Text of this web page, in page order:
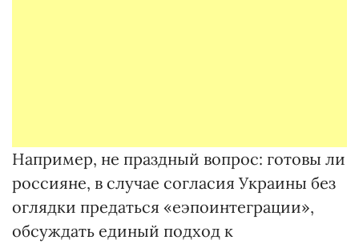
Например, не праздный вопрос: готовы ли
россияне, в случае согласия Украины без
оглядки предаться «еэпоинтеграции»,
обсуждать единый подход к